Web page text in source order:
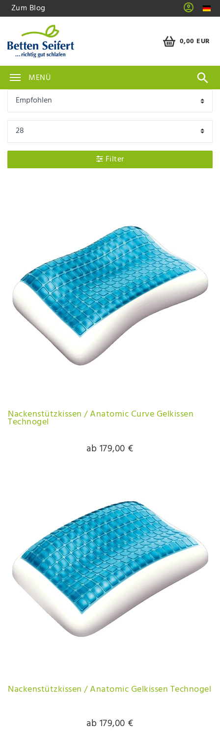
Zum Blog
0,00 EUR
MENÜ
Filter
Nackenstützkissen / Anatomic Curve Gelkissen
Technogel
ab 179,00 €
Nackenstützkissen / Anatomic Gelkissen Technogel
ab 179,00 €